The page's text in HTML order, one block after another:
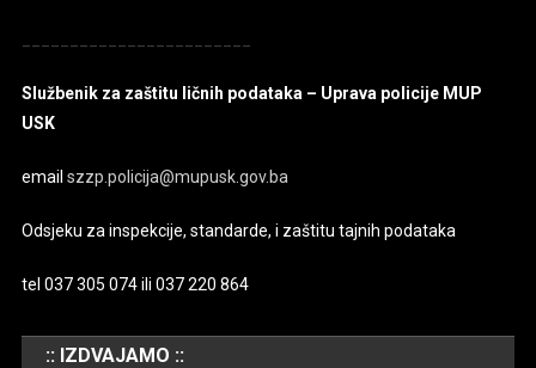
Službenik za zaštitu ličnih podataka – Uprava policije MUP
USK
emailszzp.policija@mupusk.gov.ba
Odsjeku za inspekcije, standarde, i zaštitu tajnih podataka
tel 037 305 074 ili 037 220 864
:: IZDVAJAMO ::